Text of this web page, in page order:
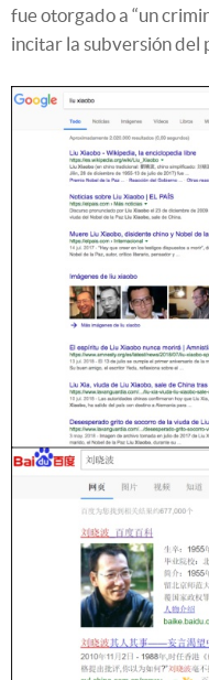
fue otorgado a “un
incitar la subversión del